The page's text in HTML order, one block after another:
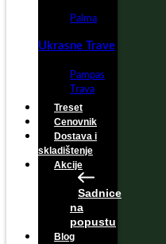
Palma
Ukrasne Trave
Pampas
Trava
Treset
Cenovnik
Dostava i
skladištenje
Akcije
Sadnice
na
popustu
Blog